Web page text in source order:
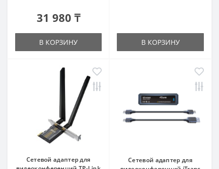
31 980 ₸
В КОРЗИНУ В КОРЗИНУ
Сетевой адаптер для
Сетевой адаптер для